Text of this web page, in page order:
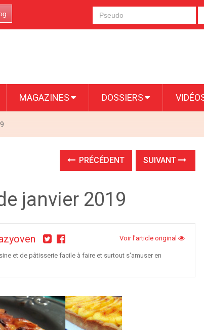
MAGAZINES DOSSIERS
PRÉCÉDENT SUIVANT
janvier 2019
Voir l'article original
et de pâtisserie facile à faire et surtout s'amuser en